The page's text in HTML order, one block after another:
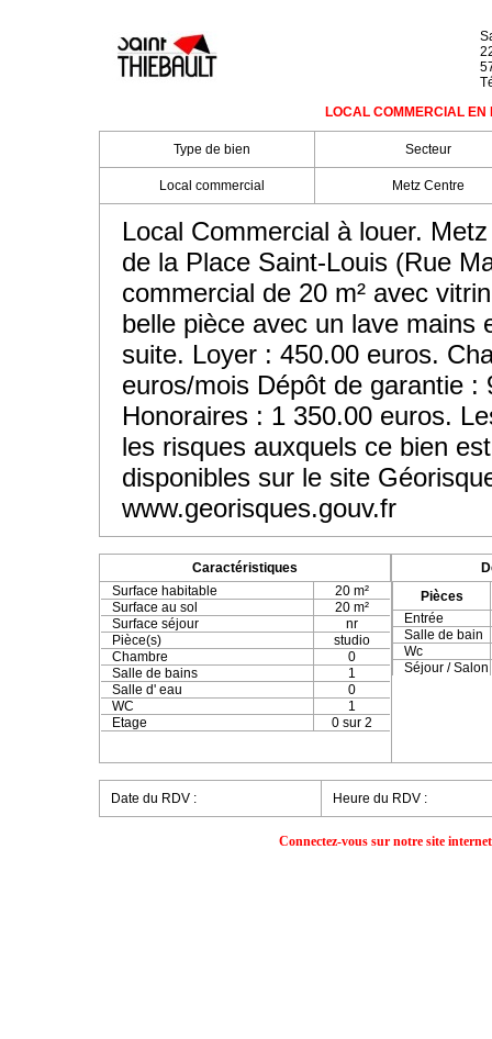
LOCAL COMMERCIAL
Type de bien Secteur
Local commercial Metz Centre
Local Commercial à louer.
de la Place Saint-Louis (Rue
commercial de 20 m² avec
belle pièce avec un lave mains
suite. Loyer : 450.00 euros.
euros/mois Dépôt de garantie :
Honoraires : 1 350.00 euros.
les risques auxquels ce bien
disponibles sur le site
www.georisques.gouv.fr
Caractéristiques
Surface habitable
20 m²
Surface au sol
20 m²
Surface séjour
nr
Pièce(s)
studio
Chambre
0
Salle de bains
1
Salle d' eau
0
WC
1
Etage
0 sur 2
Pièces
Entrée
Salle de bain
Wc
Séjour / Salon
Date du RDV : Heure du RDV :
Connectez-vous sur notre site